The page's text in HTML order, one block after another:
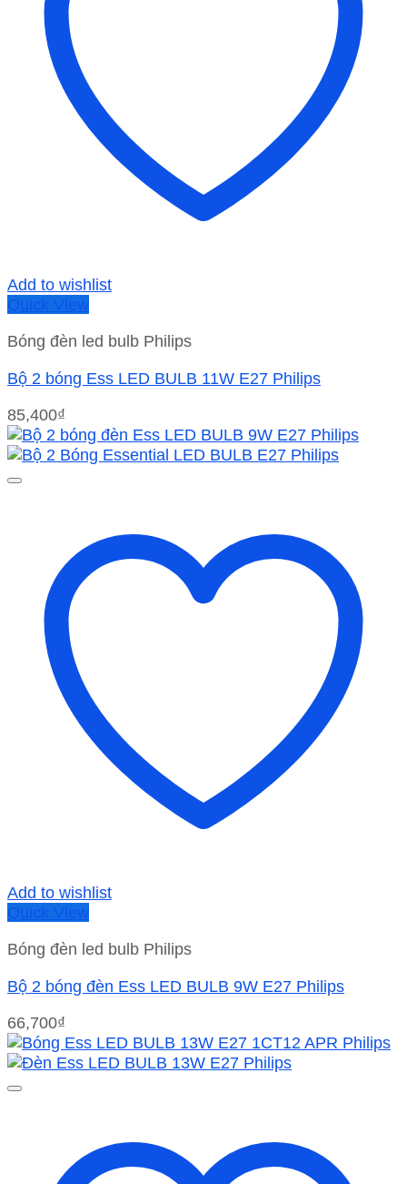
Add to wishlist
Quick View
Bóng đèn led bulb Philips
Bộ 2 bóng Ess LED BULB 11W E27 Philips
85,400₫
Add to wishlist
Quick View
Bóng đèn led bulb Philips
Bộ 2 bóng đèn Ess LED BULB 9W E27 Philips
66,700₫